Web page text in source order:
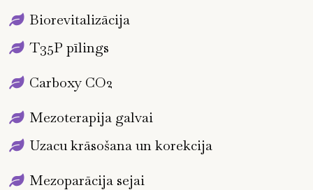
Biorevitalizācija
T35P pīlings
Carboxy CO2
Mezoterapija galvai
Uzacu krāsošana un korekcija
Mezoparācija sejai